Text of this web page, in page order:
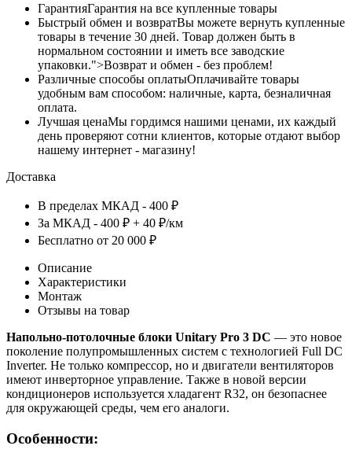
ГарантияГарантия на все купленные товары
Быстрый обмен и возвратВы можете вернуть купленные
товары в течение 30 дней. Товар должен быть в
нормальном состоянии и иметь все заводские
упаковки.">Возврат и обмен - без проблем!
Различные способы оплатыОплачивайте товары
удобным вам способом: наличные, карта, безналичная
оплата.
Лучшая ценаМы гордимся нашими ценами, их каждый
день проверяют сотни клиентов, которые отдают выбор
нашему интернет - магазину!
Доставка
В пределах МКАД - 400 ₽
За МКАД - 400 ₽ + 40 ₽/км
Бесплатно от 20 000 ₽
Описание
Характеристики
Монтаж
Отзывы на товар
Напольно-потолочные блоки Unitary Pro 3 DC — это новое
поколение полупромышленных систем с технологией Full DC
Inverter. Не только компрессор, но и двигатели вентиляторов
имеют инверторное управление. Также в новой версии
кондиционеров используется хладагент R32, он безопаснее
для окружающей среды, чем его аналоги.
Особенности: